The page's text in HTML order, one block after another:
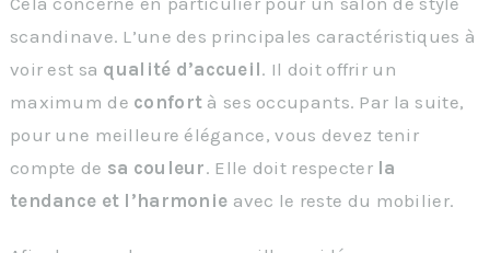
scandinave. L’une des principales caractéristiques à
voir est sa qualité d’accueil. Il doit offrir un
maximum de confort à ses occupants. Par la suite,
pour une meilleure élégance, vous devez tenir
compte de sa couleur. Elle doit respecter la
tendance et l’harmonie avec le reste du mobilier.